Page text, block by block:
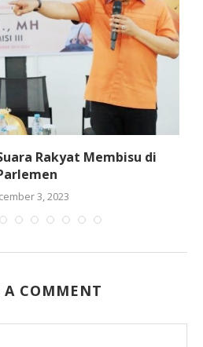
Rakyat Membisu di
3, 2023
A COMMENT